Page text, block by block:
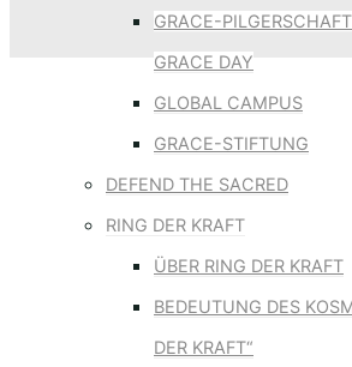
GRACE-
GRACE DAY
GLOBAL CAMPUS
GRACE-STIFTUNG
DEFEND THE SACRED
RING DER KRAFT
ÜBER RING DER KRAFT
BEDEUTUNG DES
DER KRAFT“